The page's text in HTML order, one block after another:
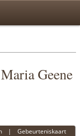
Geene
|Gebeurteniskaart